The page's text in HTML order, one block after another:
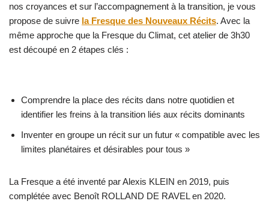
nos croyances et sur l’accompagnement à la transition, je vous
propose de suivre la Fresque des Nouveaux Récits. Avec la
même approche que la Fresque du Climat, cet atelier de 3h30
est découpé en 2 étapes clés :
Comprendre la place des récits dans notre quotidien et
identifier les freins à la transition liés aux récits dominants
Inventer en groupe un récit sur un futur « compatible avec les
limites planétaires et désirables pour tous »
La Fresque a été inventé par Alexis KLEIN en 2019, puis
complétée avec Benoît ROLLAND DE RAVEL en 2020.